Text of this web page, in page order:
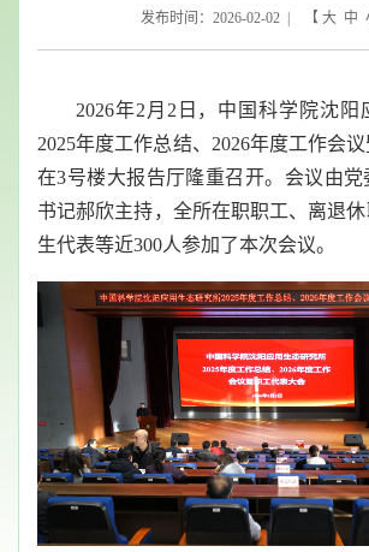
发布时间：2026-02-02 | 【 大 中
2026年2 月 2 日，中国科学院沈阳
2025年度工作总结、2026年度工作会
在3号楼大报告厅隆重召开。会议由党
书记郝欣主持， 全所在职职工、离退
生代表等近300人参加了本次会议。